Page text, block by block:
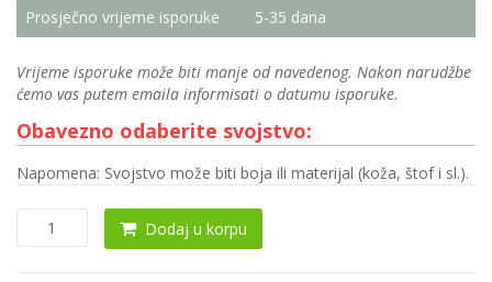
Prosječno vrijeme isporuke
5-35 dana
Vrijeme isporuke može biti manje od navedenog. Nakon narudžbe
ćemo vas putem emaila informisati o datumu isporuke.
Obavezno odaberite svojstvo:
Napomena: Svojstvo može biti boja ili materijal (koža, štof i sl.).
Dodaj u korpu